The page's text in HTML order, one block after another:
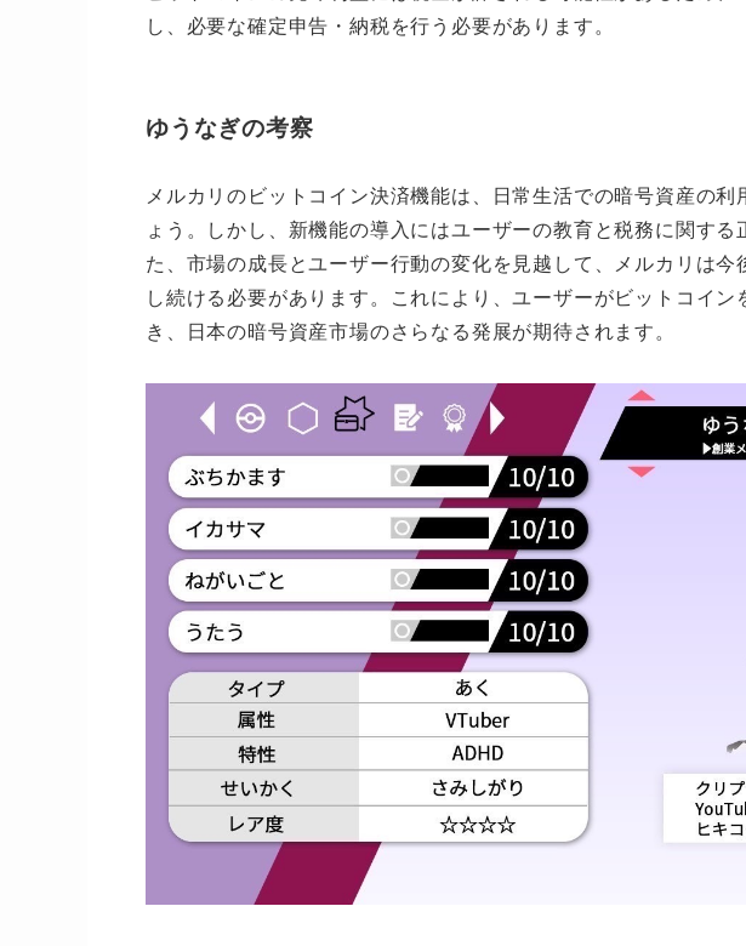
し、必要な確定申告・納税を行う必要があります。
ゆうなぎの考察
メルカリのビットコイン決済機能は、日常生活での暗号資産の
ょう。しかし、新機能の導入にはユーザーの教育と税務に関する
た、市場の成長とユーザー行動の変化を見越して、メルカリは
し続ける必要があります。これにより、ユーザーがビットコイ
き、日本の暗号資産市場のさらなる発展が期待されます。